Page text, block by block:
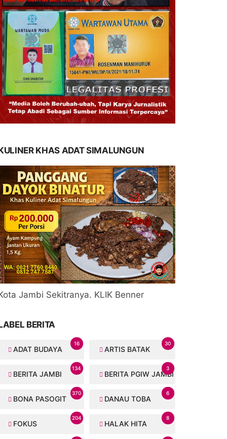
KHAS ADAT SIMALUNGUN
Jambi Sekitranya. KLIK Benner
BERITA
ADAT BUDAYA
16
ARTIS BATAK
30
BERITA JAMBI
134
BERITA PGIW JAMBI
3
BONA PASOGIT
370
DANAU TOBA
6
FOKUS
204
HALAK HITA
8